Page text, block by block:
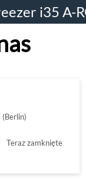
i35 A-
Teraz zamknięte